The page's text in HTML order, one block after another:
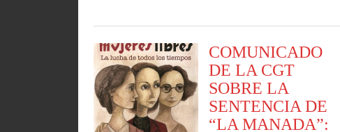
COMUNICADO
DE LA CGT
SOBRE LA
SENTENCIA DE
“LA MANADA”: